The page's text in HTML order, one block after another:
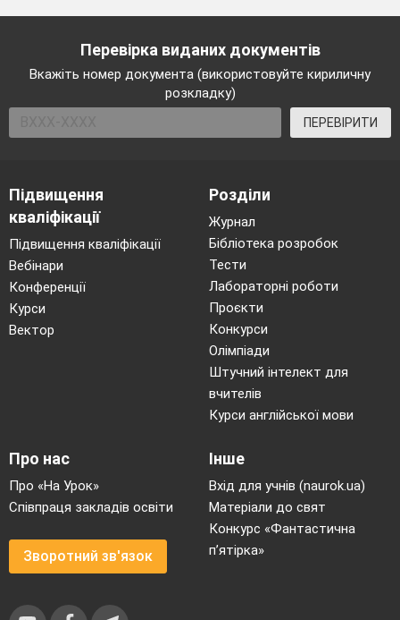
Перевірка виданих документів
Вкажіть номер документа (використовуйте кириличну
розкладку)
ПЕРЕВІРИТИ
Підвищення
кваліфікації
Підвищення кваліфікації
Вебінари
Конференції
Курси
Вектор
Розділи
Журнал
Бібліотека розробок
Тести
Лабораторні роботи
Проєкти
Конкурси
Олімпіади
Штучний інтелект для
вчителів
Курси англійської мови
Про нас
Про «На Урок»
Співпраця закладів освіти
Зворотний зв'язок
Інше
Вхід для учнів (naurok.ua)
Матеріали до свят
Конкурс «Фантастична
п’ятірка»